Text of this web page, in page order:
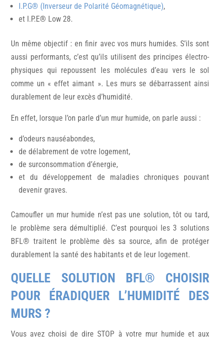
I.P.G® (Inverseur de Polarité Géomagnétique),
et I.P.E® Low 28.
Un même objectif : en finir avec vos murs humides. S’ils sont
aussi performants, c’est qu’ils utilisent des principes électro-
physiques qui repoussent les molécules d’eau vers le sol
comme un « effet aimant ». Les murs se débarrassent ainsi
durablement de leur excès d’humidité.
En effet, lorsque l’on parle d’un mur humide, on parle aussi :
d’odeurs nauséabondes,
de délabrement de votre logement,
de surconsommation d’énergie,
et du développement de maladies chroniques pouvant
devenir graves.
Camoufler un mur humide n’est pas une solution, tôt ou tard,
le problème sera démultiplié. C’est pourquoi les 3 solutions
BFL® traitent le problème dès sa source, afin de protéger
durablement la santé des habitants et de leur logement.
QUELLE SOLUTION BFL® CHOISIR
POUR ÉRADIQUER L’HUMIDITÉ DES
MURS ?
Vous avez choisi de dire STOP à votre mur humide et aux